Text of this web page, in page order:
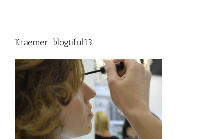
Kraemer_blogtiful13